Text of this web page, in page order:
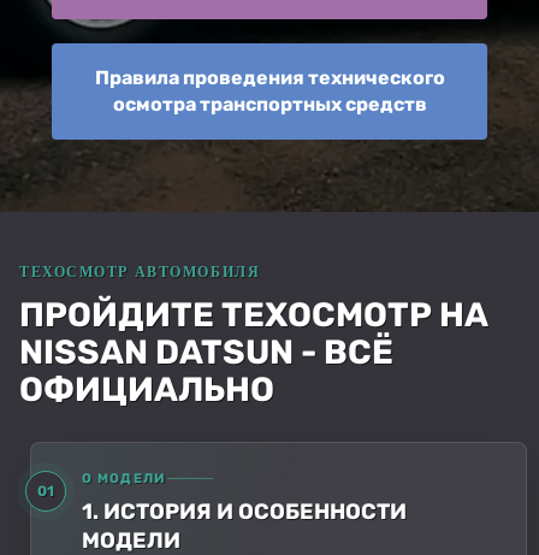
Правила проведения технического
осмотра транспортных средств
ПРОЙДИТЕ ТЕХОСМОТР НА
NISSAN DATSUN - ВСЁ
ОФИЦИАЛЬНО
01
О МОДЕЛИ
1. ИСТОРИЯ И ОСОБЕННОСТИ
МОДЕЛИ